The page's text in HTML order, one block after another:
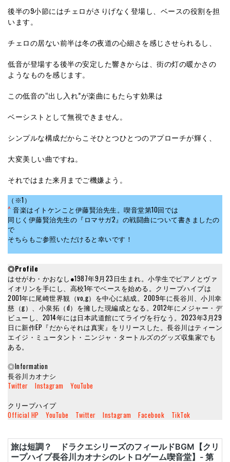
後半の9小節にはチェロがさりげなく登場し、ベースの役割を担
います。
チェロの居ない前半は冬の夜道の心細さを感じさせられるし、
低音が登場する後半の安定した響きからは、街の灯の暖かさの
ようなものを感じます。
この低音の“出し入れ”が楽曲にもたらす効果は
ベーシストとして無視できません。
シンプルな構成だからこそひとつひとつのアプローチが輝く、
大変美しい曲ですね。
それではまた来月までご機嫌よう。
（※1）
^ 音楽はイトケンこと伊藤賢治先生。喫音堂第10回では
同じく伊藤賢治先生の『ロマサガ2』の戦闘曲について書きましたの
で
そちらもご参照いただけると幸いです！
◎Profile
はせがわ・かおなし●1987年9月23日生まれ。小学生でピアノとヴァ
イオリンを手にし、高校1年でベースを始める。クリープハイプは
2001年に尾崎世界観（vo,g）を中心に結成。2009年に長谷川、小川幸
慈（g）、小泉拓（d）を擁した現編成となる。2012年にメジャー・デ
ビューし、2014年には日本武道館にてライヴを行なう。2023年3月29
日に新作EP『だからそれは真実』をリリースした。長谷川はティーン
エイジ・ミュータント・ニンジャ・タートルズのグッズ収集家でも
ある。
◎Information
長谷川カオナシ
Twitter
Instagram
YouTube
クリープハイプ
Official HP
YouTube Twitter Instagram Facebook TikTok